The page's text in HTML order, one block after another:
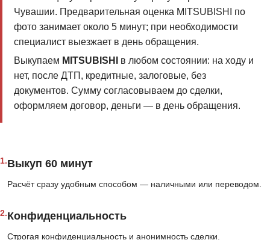
Чувашии. Предварительная оценка MITSUBISHI по
фото занимает около 5 минут; при необходимости
специалист выезжает в день обращения.
Выкупаем MITSUBISHI
в любом состоянии: на ходу и
нет, после ДТП, кредитные, залоговые, без
документов. Сумму согласовываем до сделки,
оформляем договор, деньги — в день обращения.
1.Выкуп 60 минут
Расчёт сразу удобным способом — наличными или переводом.
2.Конфиденциальность
Строгая конфиденциальность и анонимность сделки.